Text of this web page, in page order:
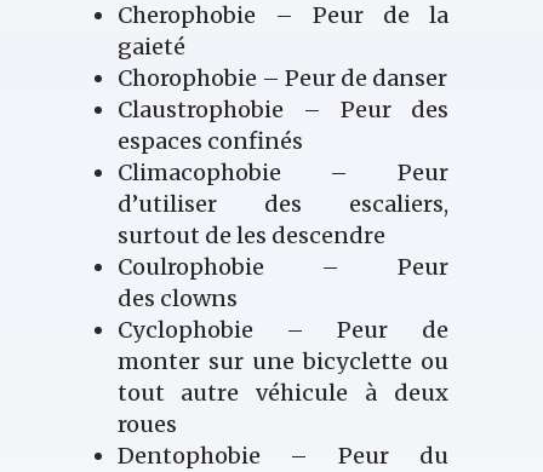
Cherophobie – Peur de la
gaieté
Chorophobie – Peur de danser
Claustrophobie – Peur des
espaces confinés
Climacophobie – Peur
d’utiliser des escaliers,
surtout de les descendre
Coulrophobie – Peur
des clowns
Cyclophobie – Peur de
monter sur une bicyclette ou
tout autre véhicule à deux
roues
Dentophobie – Peur du